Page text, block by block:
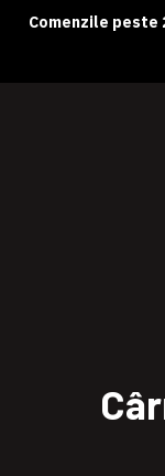
Comenzile